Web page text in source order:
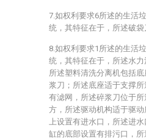
7.如权利要求6所述的生活
统，其特征在于，所述破袋
8.如权利要求1所述的生活
统，其特征在于，所述水
所述塑料清洗分离机包括
浆刀；所述底座适于支撑
有滤网，所述碎浆刀位于
方，所述驱动机构适于驱
上设置有进水口，所述进
缸的底部设置有排污口，